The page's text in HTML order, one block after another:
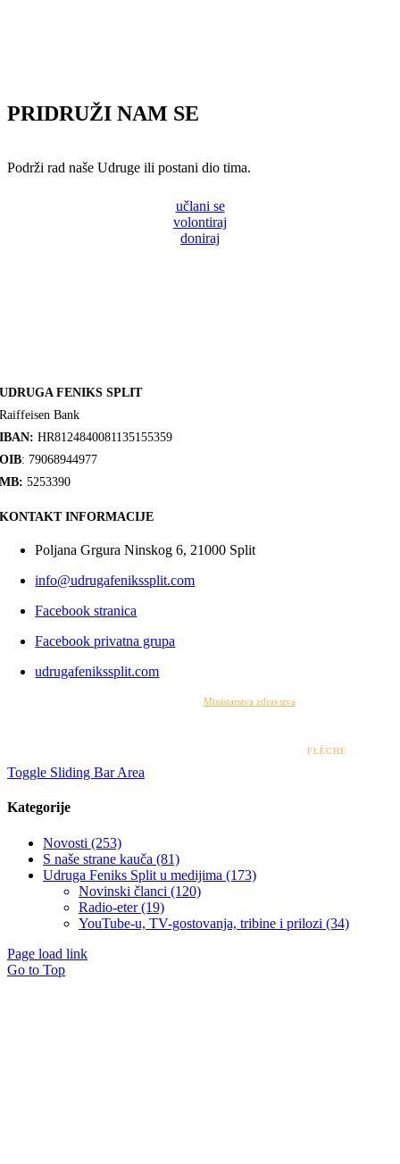
PRIDRUŽI NAM SE
Podrži rad naše Udruge ili postani dio tima.
učlani se
volontiraj
doniraj
UDRUGA FENIKS SPLIT
Raiffeisen Bank
IBAN: HR8124840081135155359
OIB: 79068944977
MB: 5253390
KONTAKT INFORMACIJE
Poljana Grgura Ninskog 6, 21000 Split
info@udrugafenikssplit.com
Facebook stranica
Facebook privatna grupa
udrugafenikssplit.com
Ministarstva zdravstva
FLÈCHE
Toggle Sliding Bar Area
Kategorije
Novosti (253)
S naše strane kauča (81)
Udruga Feniks Split u medijima (173)
Novinski članci (120)
Radio-eter (19)
YouTube-u, TV-gostovanja, tribine i prilozi (34)
Page load link
Go to Top